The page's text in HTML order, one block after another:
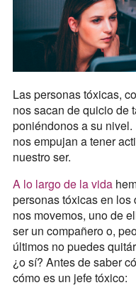
Las personas tóxicas,
nos sacan de quicio de
poniéndonos a su
nos empujan a tener
nuestro ser.
A lo largo de la vida
personas tóxicas en
nos movemos, uno de
ser un compañero o,
últimos no puedes
¿o sí? Antes de saber
cómo es un jefe tóxico: